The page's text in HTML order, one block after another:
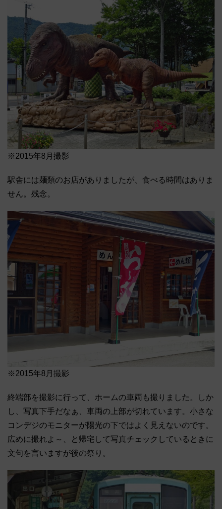
※2015年8月撮影
駅舎には麺類のお店がありましたが、食べる時間はありま
せん。残念。
※2015年8月撮影
終端部を撮影に行って、ホームの車両も撮りました。しか
し、写真下手だなぁ、車両の上部が切れています。小さな
コンデジのモニターが陽光の下ではよく見えないのです。
広めに撮れよ～、と帰宅して写真チェックしているときに
文句を言いますが後の祭り。